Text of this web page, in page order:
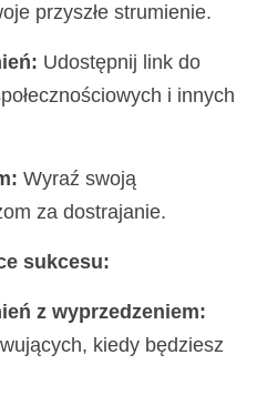
przyszłe strumienie.
Udostępnij link do
i innych
Wyraź swoją
za dostrajanie.
sukcesu:
z wyprzedzeniem:
kiedy będziesz